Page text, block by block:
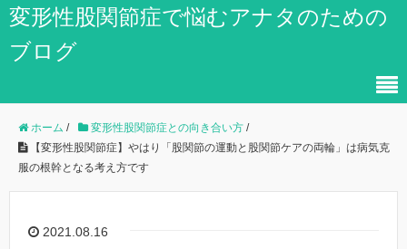
変形性股関節症で悩むアナタのための
ブログ
ホーム / 変形性股関節症との向き合い方 /
【変形性股関節症】やはり「股関節の運動と股関節ケアの両輪」は病気克
服の根幹となる考え方です
2021.08.16